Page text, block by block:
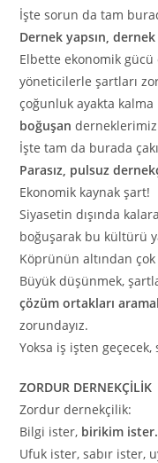
İşte sorun da tam
Dernek yapsın,
Elbette ekonomik gücü
yöneticilerle şartları
çoğunluk ayakta
boğuşan
İşte tam da burada
Parasız, pulsuz
Ekonomik kaynak şart!
Siyasetin dışında
boğuşarak bu kültürü
Köprünün altından çok
Büyük düşünmek,
çözüm ortakları
zorundayız.
Yoksa iş işten
ZORDUR DERNEKÇİLİK
Zordur dernekçilik:
Bilgi ister, birikim ister.
Ufuk ister, sabır ister,